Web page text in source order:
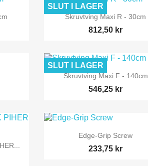
 Snabbvy
Skruvtving Maxi R - 30cm
812,50 kr
SLUT I LAGER
 Snabbvy
Skruvtving Maxi F - 140cm
546,25 kr
SLUT I LAGER
 Snabbvy
Edge-Grip Screw
233,75 kr